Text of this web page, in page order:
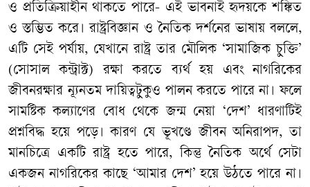
ও প্রতিক্রিয়াহীন থাকতে পারে- এই ভাবনাই হৃদয়কে শঙ্কিত
ও স্তম্ভিত করে। রাষ্ট্রবিজ্ঞান ও নৈতিক দর্শনের ভাষায় বললে,
এটি সেই পর্যায়, যেখানে রাষ্ট্র তার মৌলিক ‘সামাজিক চুক্তি’
(সোসাল কন্ট্রাক্ট) রক্ষা করতে ব্যর্থ হয় এবং নাগরিকের
জীবনরক্ষার ন্যূনতম দায়িত্বটুকুও পালন করতে পারে না। ফলে
সামষ্টিক কল্যাণের বোধ থেকে জন্ম নেয়া ‘দেশ’ ধারণাটিই
প্রশ্নবিদ্ধ হয়ে পড়ে। কারণ যে ভূখণ্ডে জীবন অনিরাপদ, তা
মানচিত্রে একটি রাষ্ট্র হতে পারে, কিন্তু নৈতিক অর্থে সেটা
একজন নাগরিকের কাছে ‘আমার দেশ’ হয়ে উঠতে পারে না।